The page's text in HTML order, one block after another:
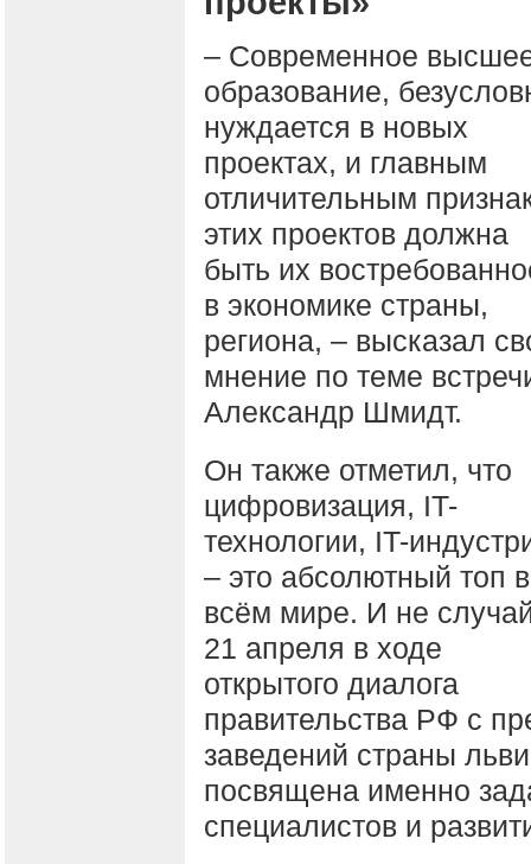
– Современное
образование,
нуждается в новых
проектах, и главным
отличительным
этих проектов должна
быть их
в экономике страны,
региона, – высказал
мнение по теме
Александр Шмидт.
Он также отметил, что
цифровизация, IT-
технологии, IT-
– это абсолютный топ
всём мире. И не
21 апреля в ходе
открытого диалога
правительства РФ с
заведений страны
посвящена именно
специалистов и